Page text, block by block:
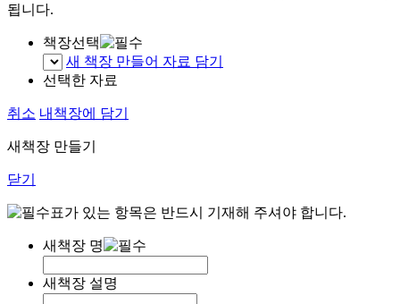
됩니다.
책장선택
새 책장 만들어 자료 담기
선택한 자료
취소 내책장에 담기
새책장 만들기
닫기
표가 있는 항목은 반드시 기재해 주셔야 합니다.
새책장 명
새책장 설명